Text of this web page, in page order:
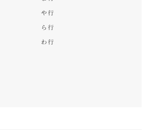
や行
ら行
わ行